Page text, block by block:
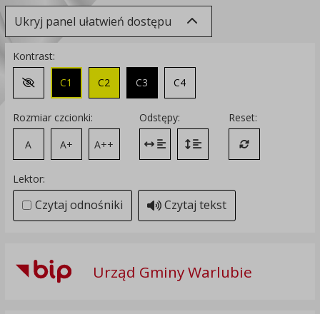
Ukryj panel ułatwień dostępu
Kontrast:
Zmień kontrast na domyślny
C1 C2 C3 C4
Rozmiar czcionki:
A
A+ A++
Odstępy:
Zmień odstęp między literami
Zmień interlinię i margines
Reset:
Przywróć
Lektor:
Czytaj odnośniki Czytaj tekst
Urząd Gminy Warlubie